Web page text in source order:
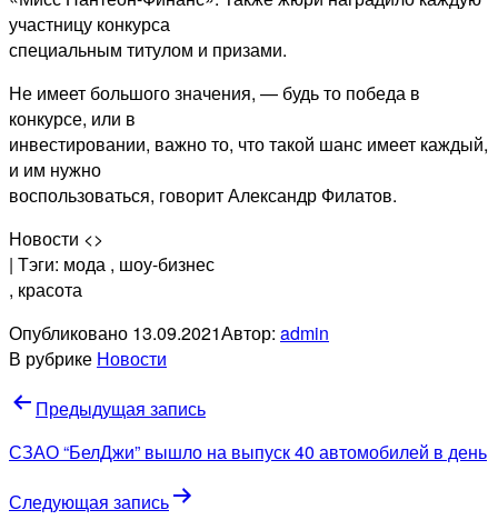
участницу конкурса
специальным титулом и призами.
Не имеет большого значения, — будь то победа в
конкурсе, или в
инвестировании, важно то, что такой шанс имеет каждый,
и им нужно
воспользоваться, говорит Александр Филатов.
Новости <>
| Тэги: мода , шоу-бизнес
, красота
Опубликовано 13.09.2021Автор: admin
В рубрике Новости
Навигация
по
Предыдущая запись
СЗАО “БелДжи” вышло на выпуск 40 автомобилей в день
Следующая запись